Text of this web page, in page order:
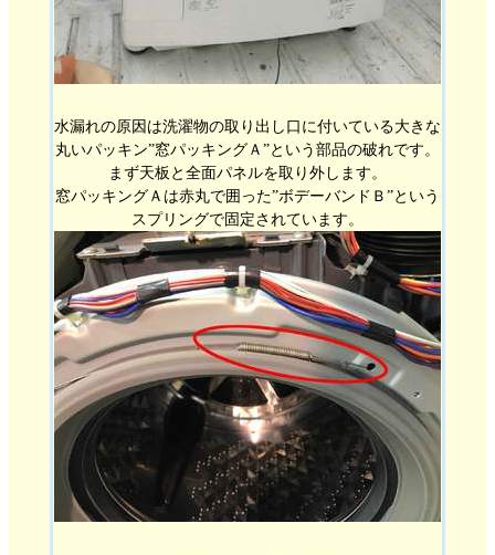
水漏れの原因は洗濯物の取り出し口に付いている大きな
丸いパッキン”窓パッキングＡ”という部品の破れです。
まず天板と全面パネルを取り外します。
窓パッキングＡは赤丸で囲った”ボデーバンドＢ”という
スプリングで固定されています。